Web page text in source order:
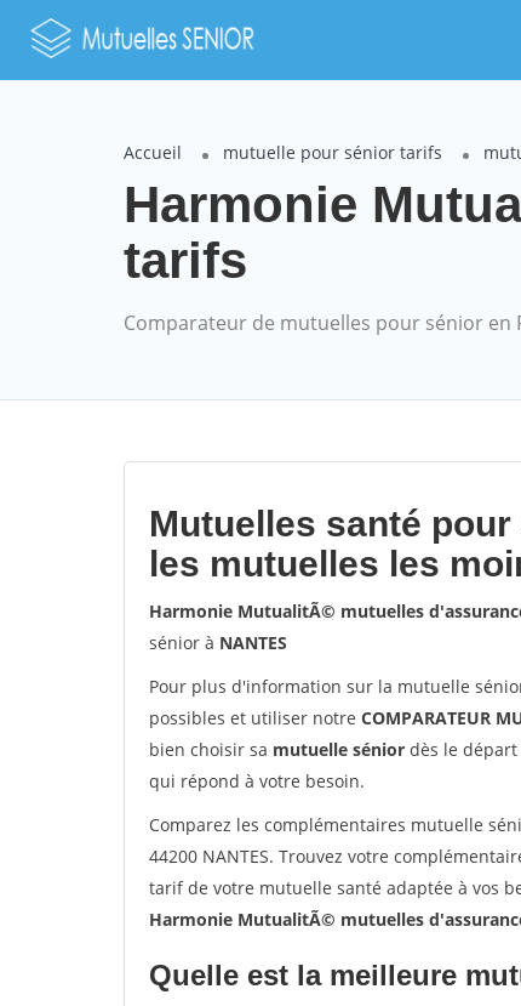
Accueil mutuelle pour sénior tarifs
Harmonie
tarifs
Comparateur de mutuelles pour sénior en
Mutuelles santé
les mutuelles les
Harmonie MutualitÃ© mutuelles
sénior à NANTES
Pour plus d'information sur la mutuelle
possibles et utiliser notre COMPARATEUR
bien choisir sa mutuelle sénior dès le
qui répond à votre besoin.
Comparez les complémentaires mutuelle
44200 NANTES. Trouvez votre
tarif de votre mutuelle santé adaptée à vos
Harmonie MutualitÃ© mutuelles
Quelle est la meilleure